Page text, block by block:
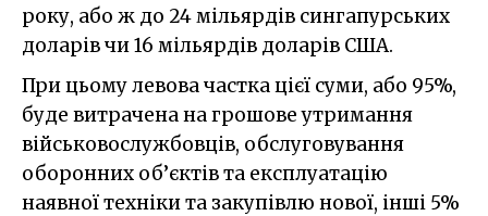
року, або ж до 24 мільярдів сингапурських
доларів чи 16 мільярдів доларів США.
При цьому левова частка цієї суми, або 95%,
буде витрачена на грошове утримання
військовослужбовців, обслуговування
оборонних об’єктів та експлуатацію
наявної техніки та закупівлю нової, інші 5%